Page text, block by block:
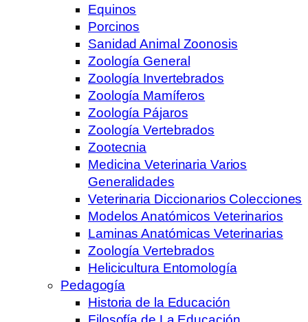
Equinos
Porcinos
Sanidad Animal Zoonosis
Zoología General
Zoología Invertebrados
Zoología Mamíferos
Zoología Pájaros
Zoología Vertebrados
Zootecnia
Medicina Veterinaria Varios
Generalidades
Veterinaria Diccionarios Colecciones
Modelos Anatómicos Veterinarios
Laminas Anatómicas Veterinarias
Zoología Vertebrados
Helicicultura Entomología
Pedagogía
Historia de la Educación